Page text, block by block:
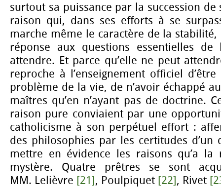
surtout sa puissance par la succession de
raison qui, dans ses efforts à se
marche même le caractère de la stabilité,
réponse aux questions essentielles
attendre. Et parce qu’elle ne peut
reproche à l’enseignement officiel
problème de la vie, de n’avoir échappé
maîtres qu’en n’ayant pas de doctrine.
raison pure conviaient par une
catholicisme à son perpétuel effort :
des philosophies par les certitudes d’un
mettre en évidence les raisons qu’a la
mystère. Quatre prêtres se sont
MM. Lelièvre [21], Poulpiquet [22], Rivet